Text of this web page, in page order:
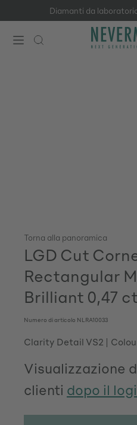
Passa al contenuto principale
Diamanti da
Torna alla panoramica
LGD Cut
Rectangular
Brilliant 0,47 ct
Numero di articolo NLRA10033
Clarity Detail VS2
Visualizzazione
clienti dopo il